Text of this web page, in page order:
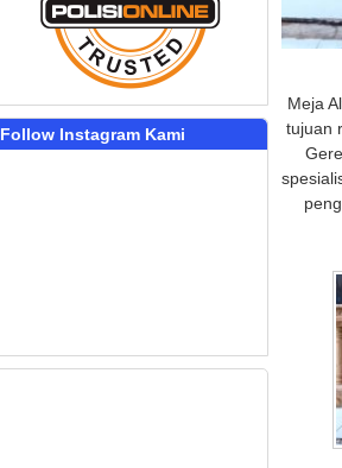
Meja
tujuan
Follow Instagram Kami